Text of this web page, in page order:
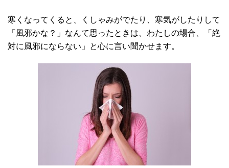
寒くなってくると、くしゃみがでたり、寒気がしたりして
「風邪かな？」なんて思ったときは、わたしの場合、「絶
対に風邪にならない」と心に言い聞かせます。